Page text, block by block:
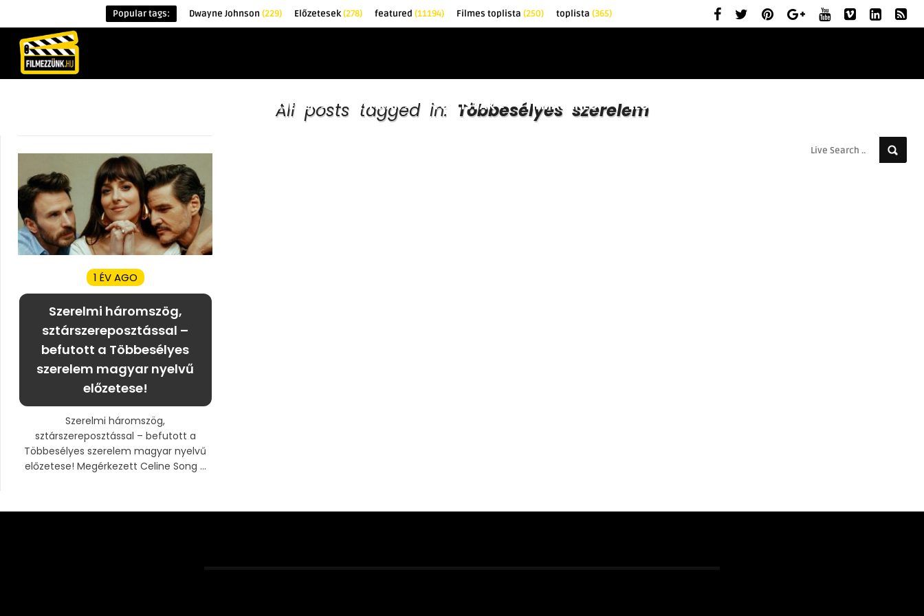
Popular tags: Dwayne Johnson (229) Előzetesek(278) featured (11194) Filmes toplista (250) toplista (365)
ÉRDEKESSÉGEK KRITIKÁK TOPLISTÁK FILMAJÁNLÓ ELŐZETESEK
All posts tagged in: Többesélyes szerelem
1 ÉV AGO
Szerelmi háromszög,
sztárszereposztással –
befutott a Többesélyes
szerelem magyar nyelvű
előzetese!
Szerelmi háromszög,
sztárszereposztással – befutott a
Többesélyes szerelem magyar nyelvű
előzetese! Megérkezett Celine Song ...